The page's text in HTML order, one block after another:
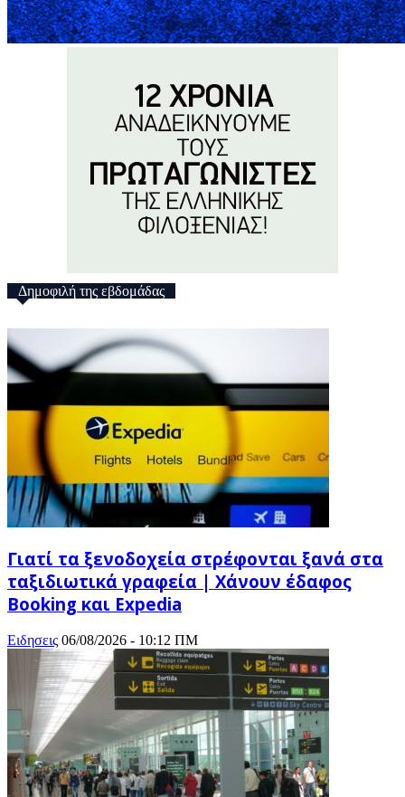
Δημοφιλή της εβδομάδας
Γιατί τα ξενοδοχεία στρέφονται ξανά στα
ταξιδιωτικά γραφεία | Χάνουν έδαφος
Booking και Expedia
Ειδησεις 06/08/2026 - 10:12 ΠΜ